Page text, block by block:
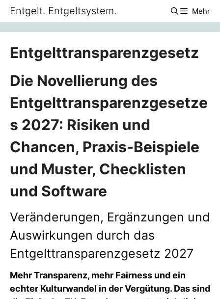
Zum
springen
Entgelt. Entgeltsystem. Mehr
Entgelttransparenzgesetz
Die Novellierung des
Entgelttransparenzgesetze
s 2027: Risiken und
Chancen, Praxis-Beispiele
und Muster, Checklisten
und Software
Veränderungen, Ergänzungen und
Auswirkungen durch das
Entgelttransparenzgesetz 2027
Mehr Transparenz, mehr Fairness und ein
echter Kulturwandel in der Vergütung. Das sind